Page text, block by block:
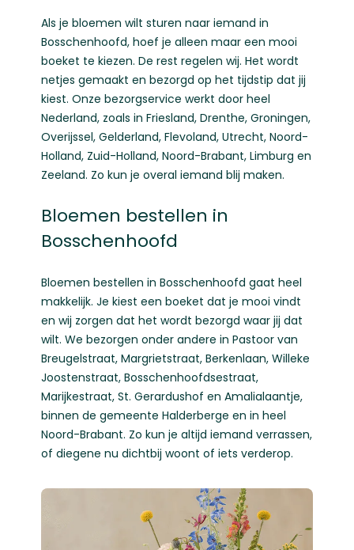
Als je bloemen wilt sturen naar iemand in
Bosschenhoofd, hoef je alleen maar een mooi
boeket te kiezen. De rest regelen wij. Het wordt
netjes gemaakt en bezorgd op het tijdstip dat jij
kiest. Onze bezorgservice werkt door heel
Nederland, zoals in Friesland, Drenthe, Groningen,
Overijssel, Gelderland, Flevoland, Utrecht, Noord-
Holland, Zuid-Holland, Noord-Brabant, Limburg en
Zeeland. Zo kun je overal iemand blij maken.
Bloemen bestellen in
Bosschenhoofd
Bloemen bestellen in Bosschenhoofd gaat heel
makkelijk. Je kiest een boeket dat je mooi vindt
en wij zorgen dat het wordt bezorgd waar jij dat
wilt. We bezorgen onder andere in Pastoor van
Breugelstraat, Margrietstraat, Berkenlaan, Willeke
Joostenstraat, Bosschenhoofdsestraat,
Marijkestraat, St. Gerardushof en Amalialaantje,
binnen de gemeente Halderberge en in heel
Noord-Brabant. Zo kun je altijd iemand verrassen,
of diegene nu dichtbij woont of iets verderop.